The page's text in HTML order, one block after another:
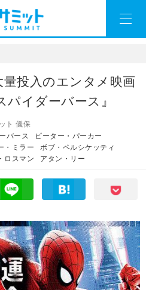
投入のエンタメ映画
パイダーバース』
ト 儀保
バース
ピーター・パーカー
・ミラー
ボブ・ペルシケッティ
ロスマン アタン・リー